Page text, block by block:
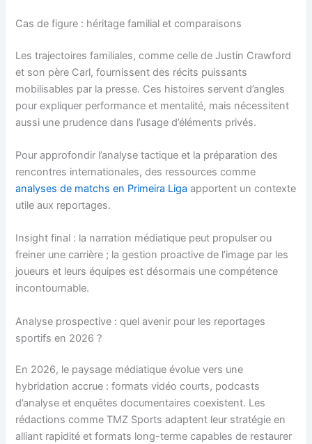
Cas de figure : héritage familial et comparaisons
Les trajectoires familiales, comme celle de Justin Crawford
et son père Carl, fournissent des récits puissants
mobilisables par la presse. Ces histoires servent d’angles
pour expliquer performance et mentalité, mais nécessitent
aussi une prudence dans l’usage d’éléments privés.
Pour approfondir l’analyse tactique et la préparation des
rencontres internationales, des ressources comme
analyses de matchs en Primeira Liga apportent un contexte
utile aux reportages.
Insight final : la narration médiatique peut propulser ou
freiner une carrière ; la gestion proactive de l’image par les
joueurs et leurs équipes est désormais une compétence
incontournable.
Analyse prospective : quel avenir pour les reportages
sportifs en 2026 ?
En 2026, le paysage médiatique évolue vers une
hybridation accrue : formats vidéo courts, podcasts
d’analyse et enquêtes documentaires coexistent. Les
rédactions comme TMZ Sports adaptent leur stratégie en
alliant rapidité et formats long-terme capables de restaurer